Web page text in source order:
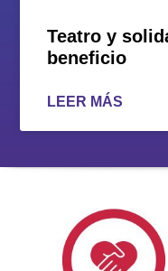
Teatro y
beneficio
LEER MÁS